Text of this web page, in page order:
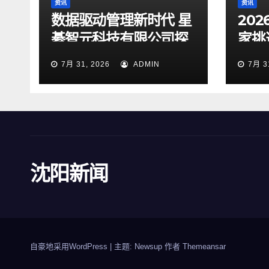
资讯
数据驱动管理新时代 星
綦智元科技有限公司探
索智慧决策价值
7月 31, 2026 ADMIN
资讯
家
企业
7月
沈阳新闻
自豪地采用WordPress 主题: Newsup 作者 Themeansar